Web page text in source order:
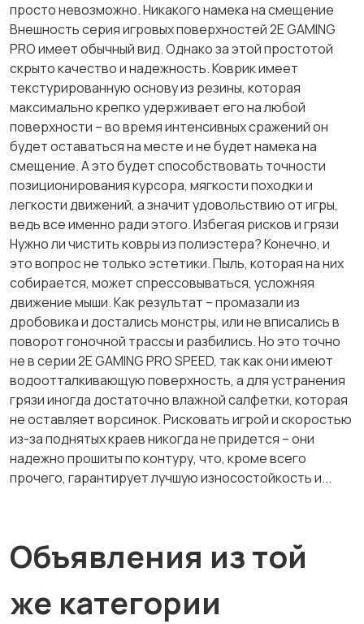
просто невозможно. Никакого намека на смещение
Внешность серия игровых поверхностей 2E GAMING
PRO имеет обычный вид. Однако за этой простотой
скрыто качество и надежность. Коврик имеет
текстурированную основу из резины, которая
максимально крепко удерживает его на любой
поверхности – во время интенсивных сражений он
будет оставаться на месте и не будет намека на
смещение. А это будет способствовать точности
позиционирования курсора, мягкости походки и
легкости движений, а значит удовольствию от игры,
ведь все именно ради этого. Избегая рисков и грязи
Нужно ли чистить ковры из полиэстера? Конечно, и
это вопрос не только эстетики. Пыль, которая на них
собирается, может спрессовываться, усложняя
движение мыши. Как результат – промазали из
дробовика и достались монстры, или не вписались в
поворот гоночной трассы и разбились. Но это точно
не в серии 2E GAMING PRO SPEED, так как они имеют
водоотталкивающую поверхность, а для устранения
грязи иногда достаточно влажной салфетки, которая
не оставляет ворсинок. Рисковать игрой и скоростью
из-за поднятых краев никогда не придется – они
надежно прошиты по контуру, что, кроме всего
прочего, гарантирует лучшую износостойкость и...
Объявления из той
же категории